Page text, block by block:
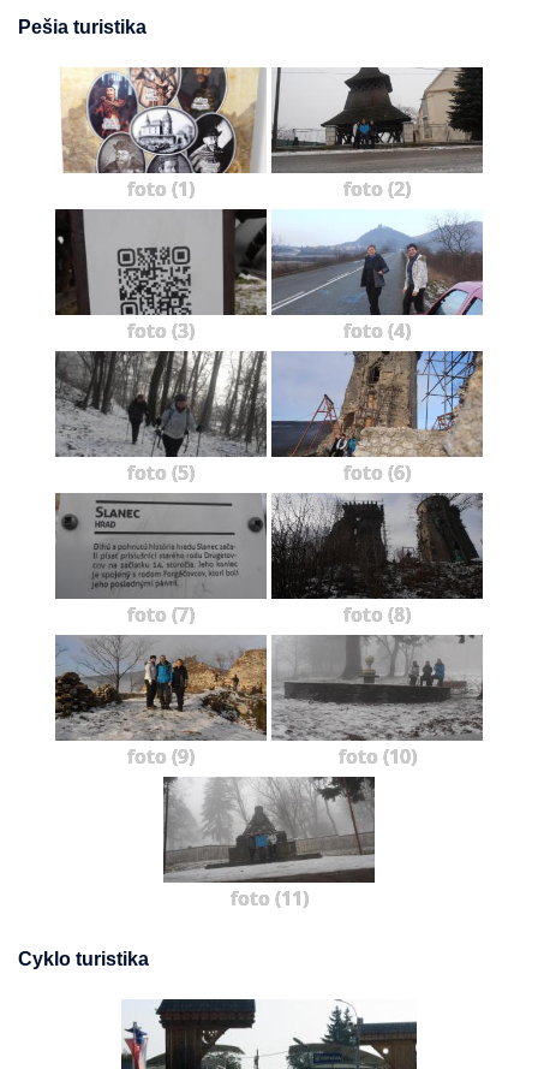
Pešia turistika
foto (1) foto (2)
foto (3) foto (4)
foto (5) foto (6)
foto (7) foto (8)
foto (9) foto (10)
foto (11)
Cyklo turistika